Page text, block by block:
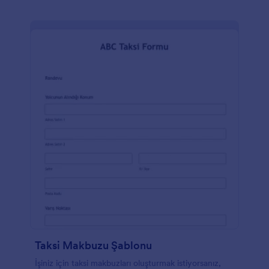
almanıza olanak tanır ve müşterilerinize PayPal
yöntemi sunar. Jotform'un sürükle-bırak arayüzü ile
logonuzu ekleyerek, yazı tipleri ile renkleri
kullanarak bu form şablonunu işletmenize uygun
Taksi Makbuzu Şablonu
İşiniz için taksi makbuzları oluşturmak istiyorsanız,